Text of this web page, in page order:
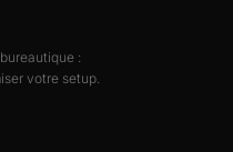
:
votre setup.